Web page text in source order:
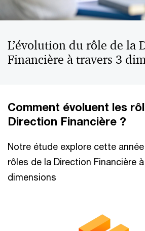
L’évolution du rôle de la
Financière à travers 3
Comment évoluent les
Direction Financière ?
Notre étude explore cette
rôles de la Direction Financière
dimensions